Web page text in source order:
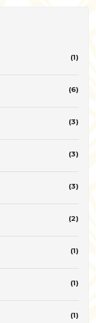
(1)
(6)
(3)
(3)
(3)
(2)
(1)
(1)
(1)